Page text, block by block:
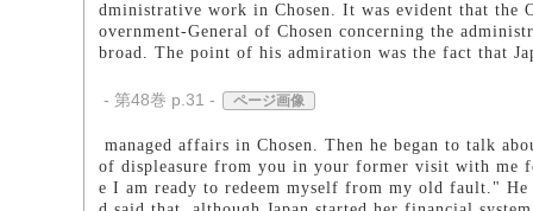
dministrative work in Chosen. It was evident that the
overnment-General of Chosen concerning the
broad. The point of his admiration was the fact that
- 第48巻 p.31 - ページ画像
managed affairs in Chosen. Then he began to talk
of displeasure from you in your former visit with me
e I am ready to redeem myself from my old fault." He